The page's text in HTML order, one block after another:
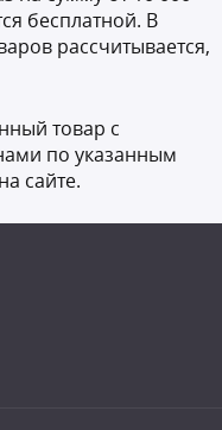
бесплатной. В
рассчитывается,
товар с
по указанным
сайте.